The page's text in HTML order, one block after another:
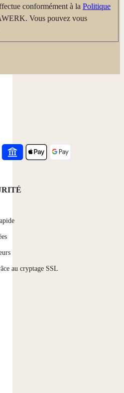
conformément à la Politique
Vous pouvez vous
au cryptage SSL